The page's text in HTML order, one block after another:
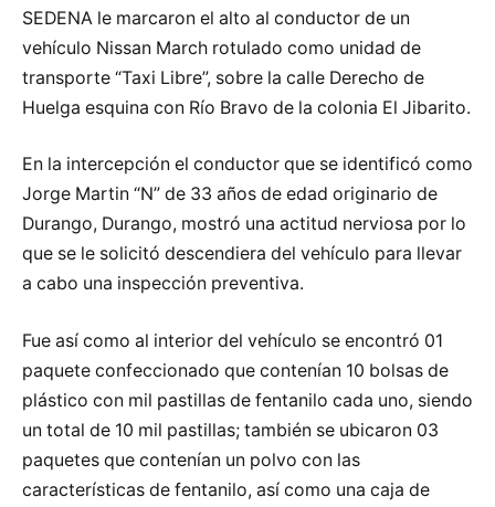
SEDENA le marcaron el alto al conductor de un
vehículo Nissan March rotulado como unidad de
transporte “Taxi Libre”, sobre la calle Derecho de
Huelga esquina con Río Bravo de la colonia El Jibarito.
En la intercepción el conductor que se identificó como
Jorge Martin “N” de 33 años de edad originario de
Durango, Durango, mostró una actitud nerviosa por lo
que se le solicitó descendiera del vehículo para llevar
a cabo una inspección preventiva.
Fue así como al interior del vehículo se encontró 01
paquete confeccionado que contenían 10 bolsas de
plástico con mil pastillas de fentanilo cada uno, siendo
un total de 10 mil pastillas; también se ubicaron 03
paquetes que contenían un polvo con las
características de fentanilo, así como una caja de